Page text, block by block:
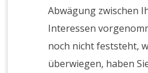
Abwägung zwischen
Interessen
noch nicht feststeht,
überwiegen, haben